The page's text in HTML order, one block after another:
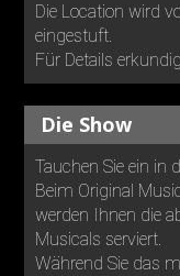
Die Location wird
eingestuft.
Für Details
Die Show
Tauchen Sie ein in
Beim Original
werden Ihnen die
Musicals serviert.
Während Sie das